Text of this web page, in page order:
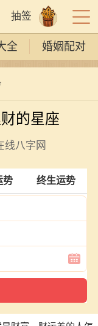
抽签
全 婚姻配对
的星座
八字网
势 终生运势